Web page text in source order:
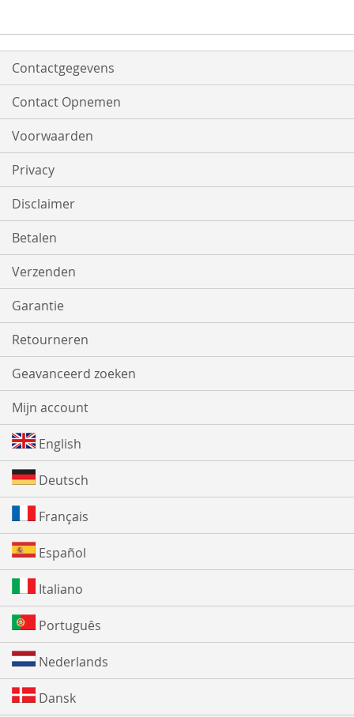
Contactgegevens
Contact Opnemen
Voorwaarden
Privacy
Disclaimer
Betalen
Verzenden
Garantie
Retourneren
Geavanceerd zoeken
Mijn account
English
Deutsch
Français
Español
Italiano
Português
Nederlands
Dansk